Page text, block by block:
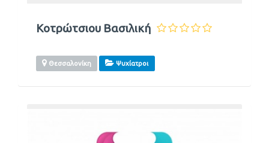
Κοτρώτσιου Βασιλική
Θεσσαλονίκη Ψυχίατροι